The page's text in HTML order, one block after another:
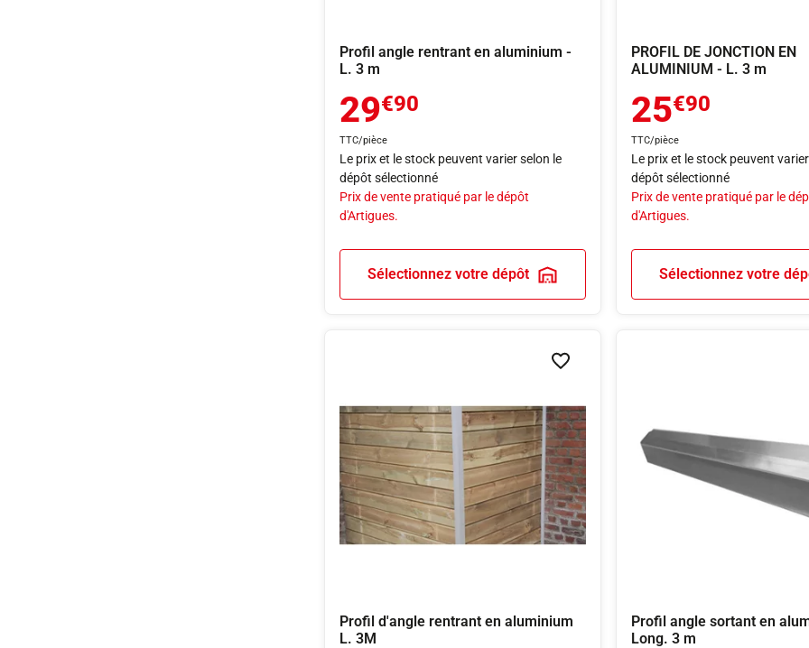
Profil angle rentrant en aluminium -
L. 3 m
29€90
TTC/pièce
Le prix et le stock peuvent varier selon le
dépôt sélectionné
Prix de vente pratiqué par le dépôt
d'Artigues.
Sélectionnez votre dépôt
PROFIL DE JONCTION EN
ALUMINIUM - L. 3 m
25€90
TTC/pièce
Le prix et le stock peuvent
dépôt sélectionné
Prix de vente pratiqué par le
d'Artigues.
Sélectionnez votre
Ajouter à la liste de souhaits
Profil d'angle rentrant en aluminium
L. 3M
Profil angle sortant en
Long. 3 m